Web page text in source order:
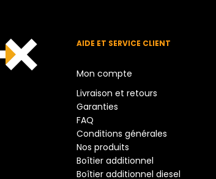
AIDE ET SERVICE CLIENT
Mon compte
Livraison et retours
Garanties
FAQ
Conditions générales
Nos produits
Boîtier additionnel
Boîtier additionnel diesel